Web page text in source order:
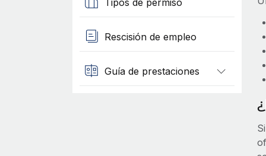
Rescisión de empleo
Guía de prestaciones